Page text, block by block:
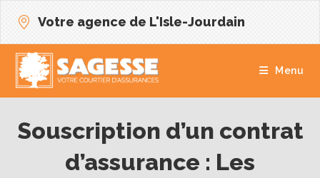
Votre agence de L'Isle-Jourdain
Menu
Souscription d’un contrat
d’assurance : Les